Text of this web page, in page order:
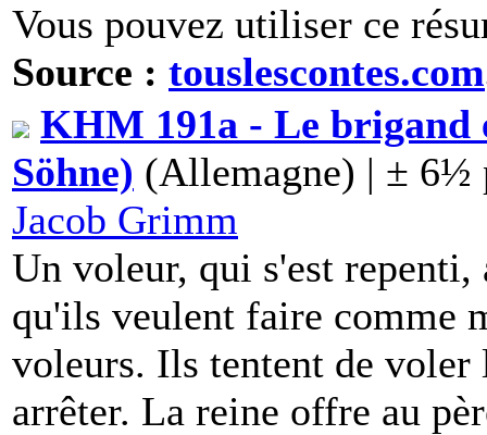
Vous pouvez utiliser ce
Source : touslescontes.com
KHM 191a - Le brigand
Söhne) (Allemagne) | ± 6½
Jacob Grimm
Un voleur, qui s'est
qu'ils veulent faire comme
voleurs. Ils tentent de voler
arrêter. La reine offre au